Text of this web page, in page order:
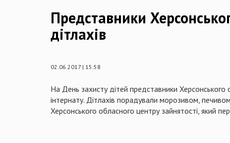
Представники
дітлахів
02.06.2017 | 15:58
На День захисту дітей представники
інтернату. Дітлахів порадували морозивом,
Херсонського обласного центру зайнятості, який